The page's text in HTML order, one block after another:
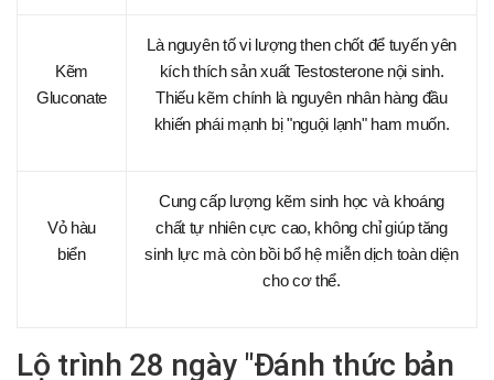
Kẽm
Gluconate
Là nguyên tố vi lượng then chốt để tuyến yên
kích thích sản xuất Testosterone nội sinh.
Thiếu kẽm chính là nguyên nhân hàng đầu
khiến phái mạnh bị "nguội lạnh" ham muốn.
Vỏ hàu
biển
Cung cấp lượng kẽm sinh học và khoáng
chất tự nhiên cực cao, không chỉ giúp tăng
sinh lực mà còn bồi bổ hệ miễn dịch toàn diện
cho cơ thể.
Lộ trình 28 ngày "Đánh thức bản